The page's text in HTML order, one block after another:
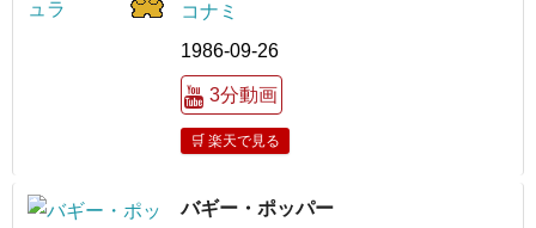
コナミ
1986-09-26
3分動画
🛒 楽天で見る
バギー・ポッパー